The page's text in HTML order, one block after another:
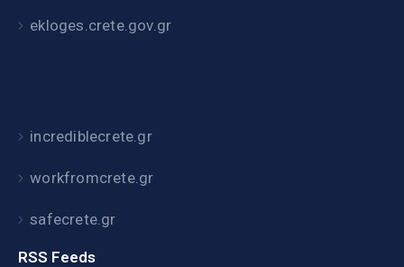
ekloges.crete.gov.gr
incrediblecrete.gr
workfromcrete.gr
safecrete.gr
RSS Feeds